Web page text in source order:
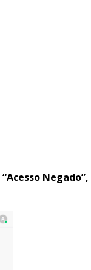
“Acesso Negado”,